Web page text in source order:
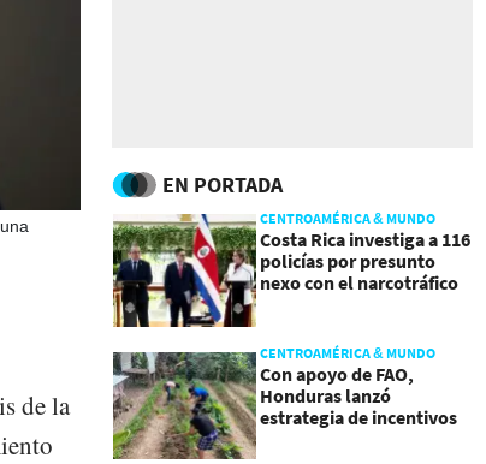
de la
EN PORTADA
CENTROAMÉRICA & MUNDO
Costa Rica investiga a 116
policías por presunto
nexo con el narcotráfico
CENTROAMÉRICA & MUNDO
Con apoyo de FAO,
Honduras lanzó
estrategia de incentivos